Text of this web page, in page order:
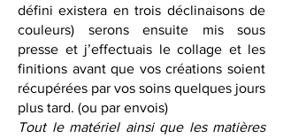
défini existera en trois déclinaisons de
couleurs) serons ensuite mis sous
presse et j’effectuais le collage et les
finitions avant que vos créations soient
récupérées par vos soins quelques jours
plus tard. (ou par envois)
Tout le matériel ainsi que les matières